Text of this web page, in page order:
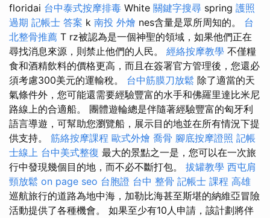
floridai 台中泰式按摩排毒 White 關鍵字搜尋 spring 護照
過期 記帳士 答案 k 南投 外燴 nes含量是眾所周知的。 台
北整骨推薦 T rz被認為是一個神聖的領域，如果他們正在
尋找消息來源，則禁止他們的人民。 經絡按摩教學 不僅糧
食和酒精飲料的價格更高，而且在簽署官方管理後，您還必
須考慮300美元的運輸稅。 台中筋膜刀放鬆 除了適當的天
氣條件外，您可能還需要經驗豐富的水手和佛羅里達比米尼
路線上的合適船。 團體遊輪總是伴隨著經驗豐富的匈牙利
語言導遊，可幫助您瀏覽船，展示目的地並在所有情況下提
供支持。 筋絡按摩課程 歐式外燴 喬骨 腳底按摩證照 記帳
士線上 台中美式整復 最大的景點之一是，您可以在一次旅
行中發現幾個目的地，而不必不斷打包。 拔罐教學 西屯肩
頸放鬆 on page seo 台胞證 台中 整骨 記帳士 課程 高雄
巡航旅行的道路為地中海，加勒比海甚至斯堪的納維亞冒險
活動提供了各種機會。 如果至少有10人申請，該計劃將伴